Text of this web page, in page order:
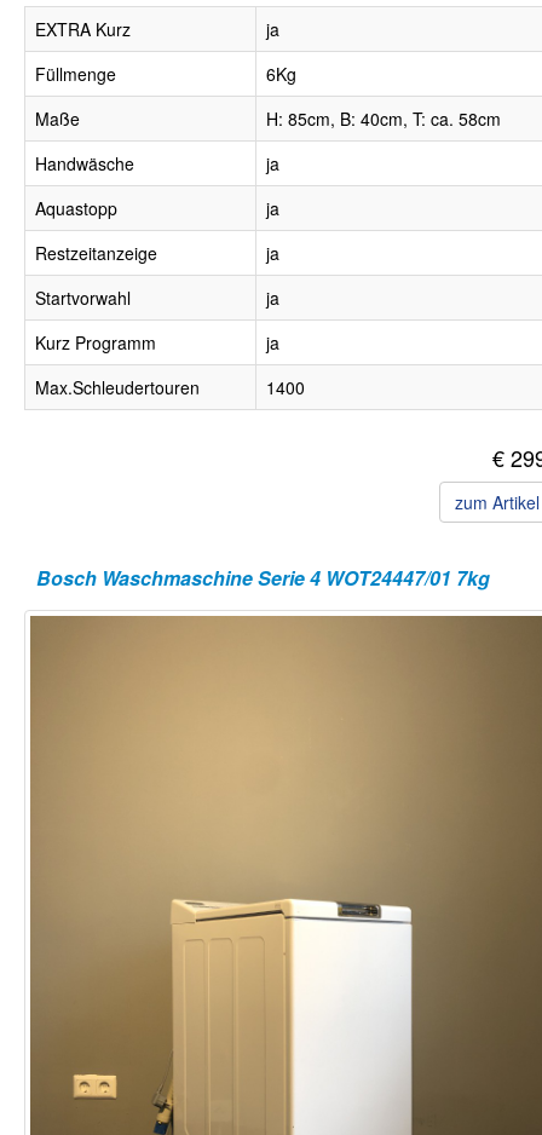
EXTRA Kurz
ja
Füllmenge
6Kg
Maße
H: 85cm, B: 40cm, T: ca. 58cm
Handwäsche
ja
Aquastopp
ja
Restzeitanzeige
ja
Startvorwahl
ja
Kurz Programm
ja
Max.Schleudertouren
1400
€
zum
Bosch Waschmaschine Serie 4 WOT24447/01 7kg